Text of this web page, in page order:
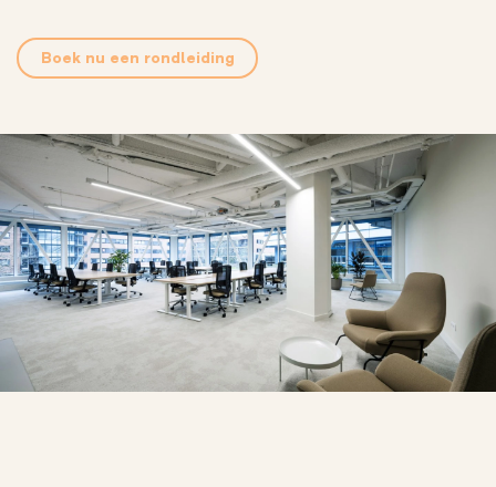
Boek nu een rondleiding